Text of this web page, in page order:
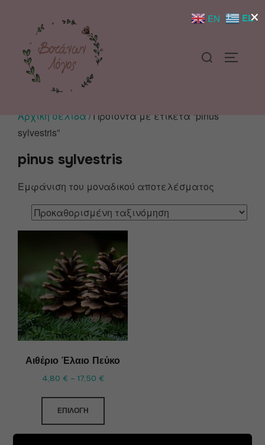
Αρχική σελίδα / Προϊόντα με ετικέτα “pinus
sylvestris”
pinus sylvestris
Εμφάνιση του μοναδικού αποτελέσματος
Αιθέριο Έλαιο Πεύκο
4,80 € – 17,50 €
ΕΠΙΛΟΓΉ
×
EN EL